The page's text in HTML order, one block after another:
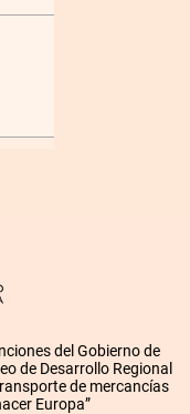
del Gobierno de
de Desarrollo Regional
de mercancías
Europa”